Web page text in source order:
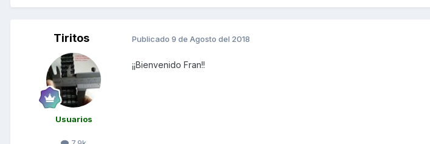
Tiritos
Usuarios
Publicado 9 de Agosto del 2018
¡¡Bienvenido Fran!!